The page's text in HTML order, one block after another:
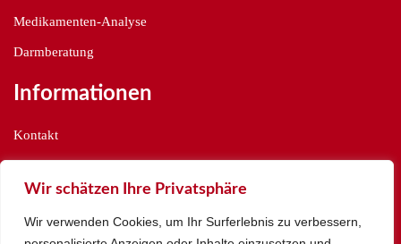
Wir schätzen Ihre Privatsphäre
Wir verwenden Cookies, um Ihr Surferlebnis zu verbessern,
Medikamenten-Analyse
Darmberatung
Informationen
Kontakt
Disclaimer
Impressum